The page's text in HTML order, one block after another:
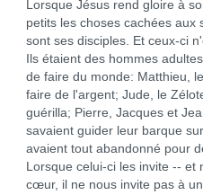
Lorsque Jésus rend gloire à
petits les choses cachées aux
sont ses disciples. Et ceux-ci
Ils étaient des hommes
de faire du monde: Matthieu,
faire de l'argent; Jude, le
guérilla; Pierre, Jacques et
savaient guider leur barque
avaient tout abandonné pour
Lorsque celui-ci les invite -- et
cœur, il ne nous invite pas à